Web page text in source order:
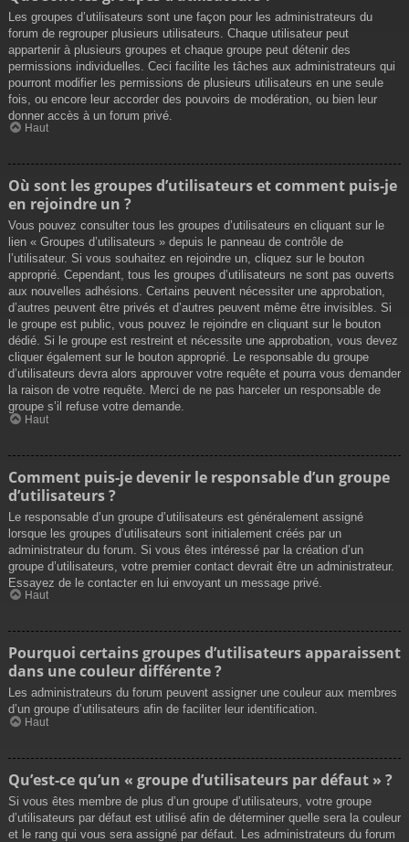
Les groupes d’utilisateurs sont une façon pour les administrateurs du
forum de regrouper plusieurs utilisateurs. Chaque utilisateur peut
appartenir à plusieurs groupes et chaque groupe peut détenir des
permissions individuelles. Ceci facilite les tâches aux administrateurs qui
pourront modifier les permissions de plusieurs utilisateurs en une seule
fois, ou encore leur accorder des pouvoirs de modération, ou bien leur
donner accès à un forum privé.
Haut
Où sont les groupes d’utilisateurs et comment puis-je
en rejoindre un ?
Vous pouvez consulter tous les groupes d’utilisateurs en cliquant sur le
lien « Groupes d’utilisateurs » depuis le panneau de contrôle de
l’utilisateur. Si vous souhaitez en rejoindre un, cliquez sur le bouton
approprié. Cependant, tous les groupes d’utilisateurs ne sont pas ouverts
aux nouvelles adhésions. Certains peuvent nécessiter une approbation,
d’autres peuvent être privés et d’autres peuvent même être invisibles. Si
le groupe est public, vous pouvez le rejoindre en cliquant sur le bouton
dédié. Si le groupe est restreint et nécessite une approbation, vous devez
cliquer également sur le bouton approprié. Le responsable du groupe
d’utilisateurs devra alors approuver votre requête et pourra vous demander
la raison de votre requête. Merci de ne pas harceler un responsable de
groupe s’il refuse votre demande.
Haut
Comment puis-je devenir le responsable d’un groupe
d’utilisateurs ?
Le responsable d’un groupe d’utilisateurs est généralement assigné
lorsque les groupes d’utilisateurs sont initialement créés par un
administrateur du forum. Si vous êtes intéressé par la création d’un
groupe d’utilisateurs, votre premier contact devrait être un administrateur.
Essayez de le contacter en lui envoyant un message privé.
Haut
Pourquoi certains groupes d’utilisateurs apparaissent
dans une couleur différente ?
Les administrateurs du forum peuvent assigner une couleur aux membres
d’un groupe d’utilisateurs afin de faciliter leur identification.
Haut
Qu’est-ce qu’un « groupe d’utilisateurs par défaut » ?
Si vous êtes membre de plus d’un groupe d’utilisateurs, votre groupe
d’utilisateurs par défaut est utilisé afin de déterminer quelle sera la couleur
et le rang qui vous sera assigné par défaut. Les administrateurs du forum